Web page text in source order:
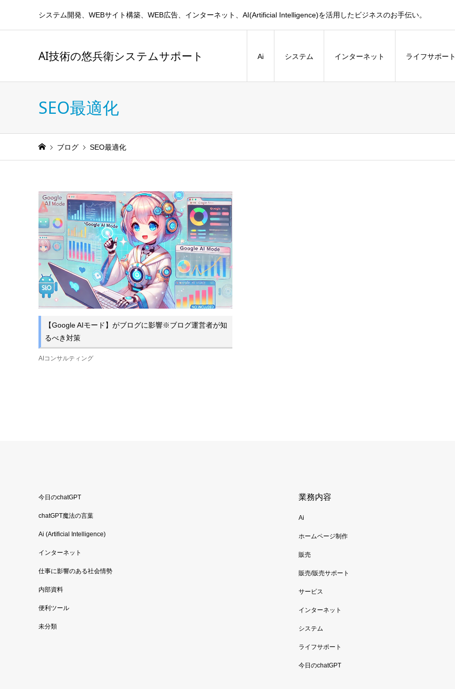
システム開発、WEBサイト構築、WEB広告、インターネット、AI(Artificial Intelligence)を活用したビジネスのお手伝い。
AI技術の悠兵衛システムサポート Ai システム インターネット ライフサポート
SEO最適化
ブログ SEO最適化
【Google AIモード】がブログに影響※ブログ運営者が知
るべき対策
AIコンサルティング
今日のchatGPT
chatGPT魔法の言葉
Ai (Artificial Intelligence)
インターネット
仕事に影響のある社会情勢
内部資料
便利ツール
未分類
業務内容
Ai
ホームページ制作
販売
販売/販売サポート
サービス
インターネット
システム
ライフサポート
今日のchatGPT